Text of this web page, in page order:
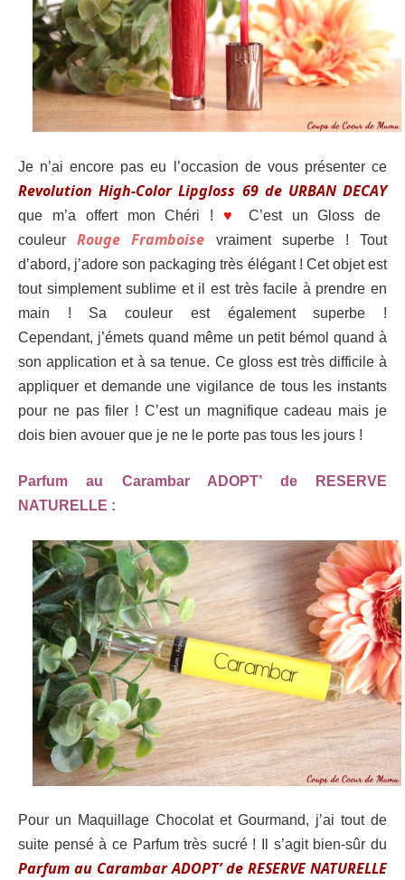
Je n’ai encore pas eu l’occasion de vous présenter ce
Revolution High-Color Lipgloss 69 de URBAN DECAY
que m’a offert mon Chéri ! ♥ C’est un Gloss de
couleurRouge Framboise vraiment superbe ! Tout
d’abord, j’adore son packaging très élégant ! Cet objet est
tout simplement sublime et il est très facile à prendre en
main ! Sa couleur est également superbe !
Cependant, j’émets quand même un petit bémol quand à
son application et à sa tenue. Ce gloss est très difficile à
appliquer et demande une vigilance de tous les instants
pour ne pas filer ! C’est un magnifique cadeau mais je
dois bien avouer que je ne le porte pas tous les jours !
Parfum au Carambar ADOPT’ de RESERVE
NATURELLE :
Pour un Maquillage Chocolat et Gourmand, j’ai tout de
suite pensé à ce Parfum très sucré ! Il s’agit bien-sûr du
Parfum au Carambar ADOPT’ de RESERVE NATURELLE